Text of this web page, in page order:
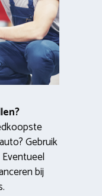
Gebruik
bij